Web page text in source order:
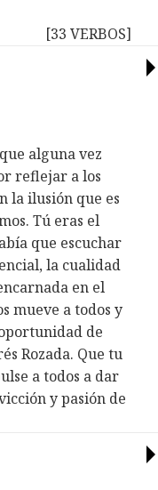
[33 VERBOS]
alguna vez
reflejar a los
la ilusión que es
Tú eras el
que escuchar
la cualidad
en el
mueve a todos y
de
Rozada. Que tu
a todos a dar
y pasión de